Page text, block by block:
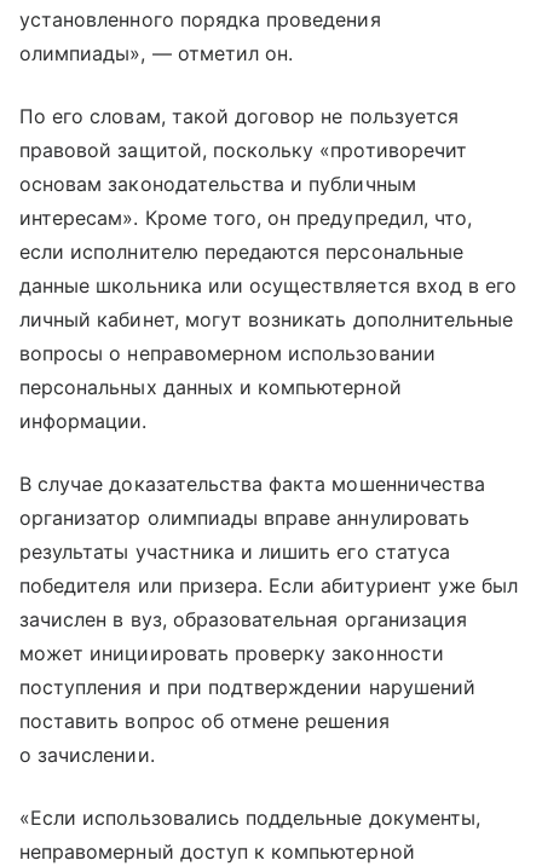
установленного порядка проведения
олимпиады», — отметил он.
По его словам, такой договор не пользуется
правовой защитой, поскольку «противоречит
основам законодательства и публичным
интересам». Кроме того, он предупредил, что,
если исполнителю передаются персональные
данные школьника или осуществляется вход в его
личный кабинет, могут возникать дополнительные
вопросы о неправомерном использовании
персональных данных и компьютерной
информации.
В случае доказательства факта мошенничества
организатор олимпиады вправе аннулировать
результаты участника и лишить его статуса
победителя или призера. Если абитуриент уже был
зачислен в вуз, образовательная организация
может инициировать проверку законности
поступления и при подтверждении нарушений
поставить вопрос об отмене решения
о зачислении.
«Если использовались поддельные документы,
неправомерный доступ к компьютерной